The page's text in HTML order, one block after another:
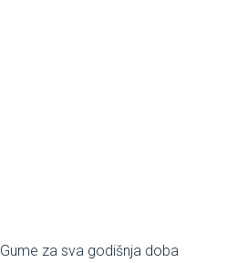
Gume za sva godišnja doba